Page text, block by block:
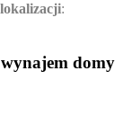
lokalizacji:
domy